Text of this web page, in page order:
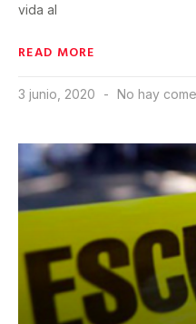
vida al
READ MORE
3 junio, 2020 No hay